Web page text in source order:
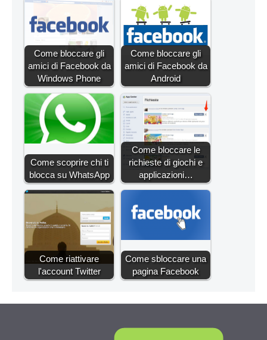
Come bloccare gli
amici di Facebook da
Windows Phone
Come bloccare gli
amici di Facebook da
Android
Come scoprire chi ti
blocca su WhatsApp
Come bloccare le
richieste di giochi e
applicazioni…
Come riattivare
l'account Twitter
Come sbloccare una
pagina Facebook